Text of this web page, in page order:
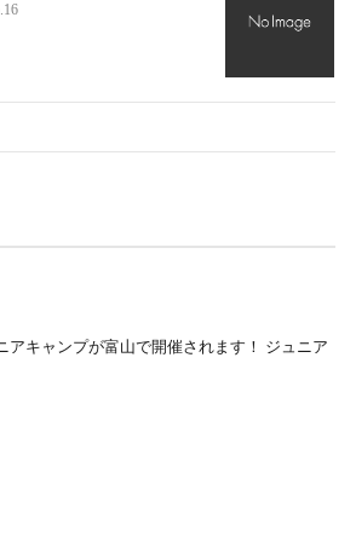
キャンプが富山で開催されます！ ジュニア